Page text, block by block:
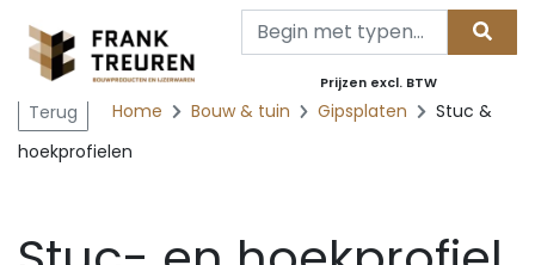
Prijzen excl. BTW
Terug Home Bouw & tuin Gipsplaten
Stuc &
hoekprofielen